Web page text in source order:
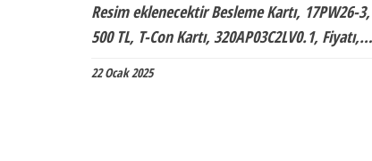
Resim eklenecektir Besleme Kartı, 17PW26-
500 TL, T-Con Kartı, 320AP03C2LV0.1, Fiyatı,…
22 Ocak 2025